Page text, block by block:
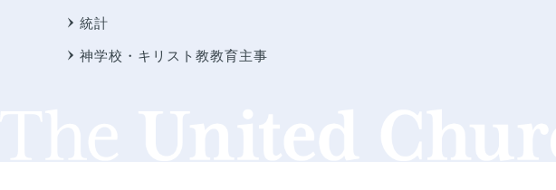
統計
神学校・キリスト教教育主事